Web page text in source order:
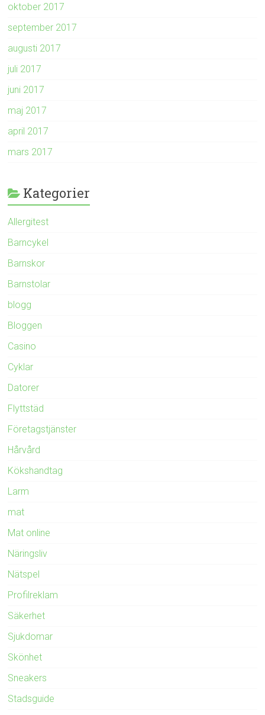
oktober 2017
september 2017
augusti 2017
juli 2017
juni 2017
maj 2017
april 2017
mars 2017
Kategorier
Allergitest
Barncykel
Barnskor
Barnstolar
blogg
Bloggen
Casino
Cyklar
Datorer
Flyttstäd
Företagstjänster
Hårvård
Kökshandtag
Larm
mat
Mat online
Näringsliv
Nätspel
Profilreklam
Säkerhet
Sjukdomar
Skönhet
Sneakers
Stadsguide